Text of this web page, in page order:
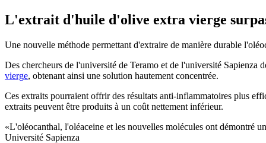
L'extrait d'huile d'olive extra vierge
Une nouvelle méthode permettant d'extraire de manière durable
Des chercheurs de l'université de Teramo et de l'université
vierge, obtenant ainsi une solution hautement concentrée.
Ces extraits pourraient offrir des résultats anti-inflammatoires plus
extraits peuvent être produits à un coût nettement inférieur.
L'oléocanthal, l'oléaceine et les nouvelles molécules ont démontré
Université Sapienza